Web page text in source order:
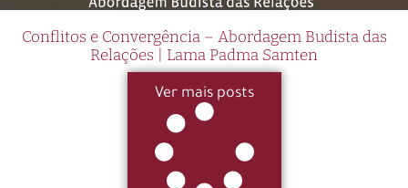
Conflitos e Convergência – Abordagem Budista das
Relações | Lama Padma Samten
Ver mais posts